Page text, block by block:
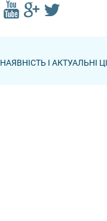
НАЯВНІСТЬ І АКТУАЛЬНІ